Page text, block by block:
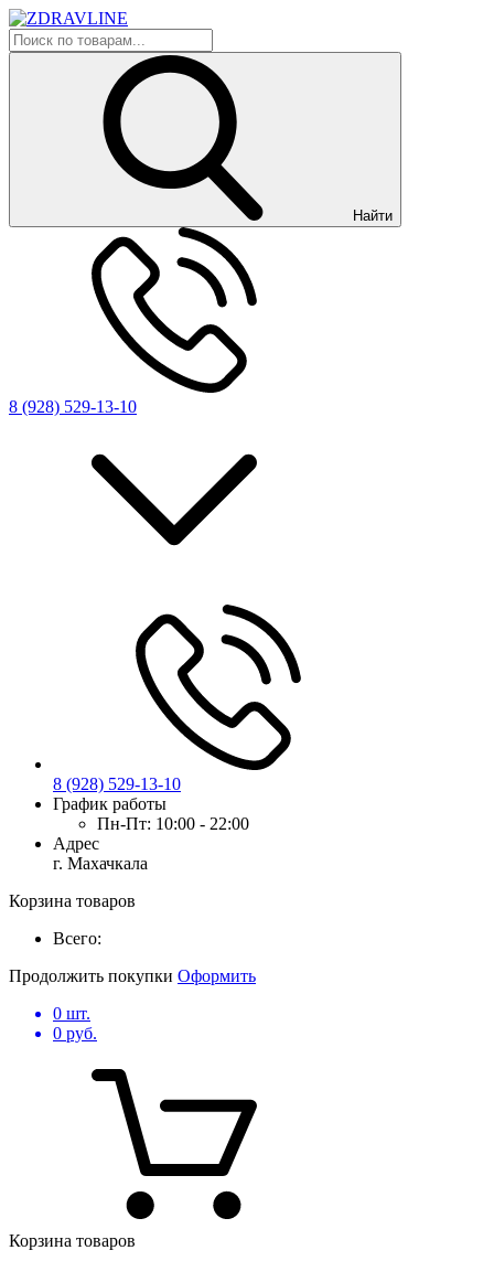
Найти
8 (928) 529-13-10
8 (928) 529-13-10
График работы
Пн-Пт: 10:00 - 22:00
Адрес
г. Махачкала
Корзина товаров
Всего:
Продолжить покупки Оформить
0 шт.
0 руб.
Корзина товаров